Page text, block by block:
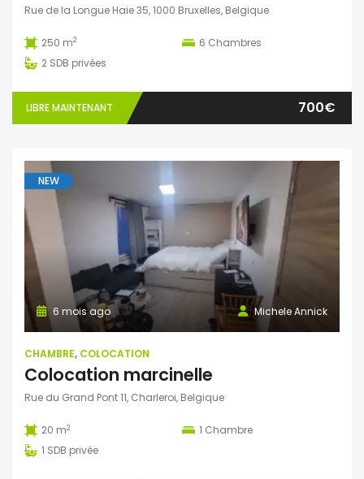
Rue de la Longue Haie 35, 1000 Bruxelles, Belgique
250 m2 6 Chambres
2 SDB privées
LIBRE MAINTENANT 700€
NEW
Michele Annick
6 mois ago
CHAMBRE, COLOCATION
Colocation marcinelle
Rue du Grand Pont 11, Charleroi, Belgique
20 m2 1 Chambre
1 SDB privée